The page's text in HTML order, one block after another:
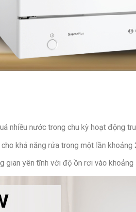
nhiều nước trong chu kỳ hoạt động
khả năng rửa trong một lần khoảng
gian yên tĩnh với độ ồn rơi vào